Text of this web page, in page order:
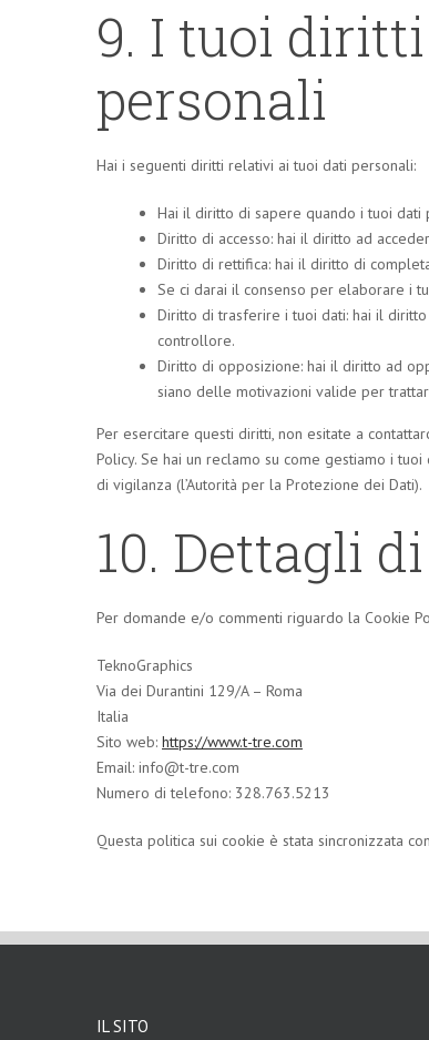
9. I tuoi
personali
Hai i seguenti diritti relativi ai tuoi dati personali:
Hai il diritto di sapere quando i tuoi dati
Diritto di accesso: hai il diritto ad
Diritto di rettifica: hai il diritto di
Se ci darai il consenso per elaborare i
Diritto di trasferire i tuoi dati: hai il
controllore.
Diritto di opposizione: hai il diritto ad
siano delle motivazioni valide per
Per esercitare questi diritti, non esitate a
Policy. Se hai un reclamo su come gestiamo i
di vigilanza (l’Autorità per la Protezione dei Dati).
10. Dettagli
Per domande e/o commenti riguardo la Cookie
TeknoGraphics
Via dei Durantini 129/A – Roma
Italia
Sito web: https://www.t-tre.com
Email: info@t-tre.com
Numero di telefono: 328.763.5213
Questa politica sui cookie è stata sincronizzata con
IL SITO